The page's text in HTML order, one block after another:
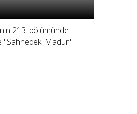
213. bölümünde
"Sahnedeki Madun"